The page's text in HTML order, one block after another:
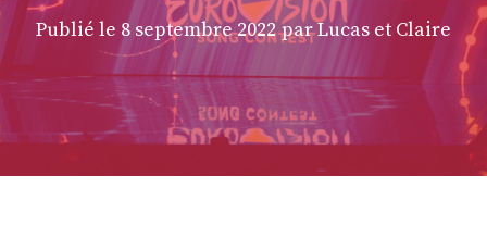
Publié le 8 septembre 2022 par Lucas et Claire